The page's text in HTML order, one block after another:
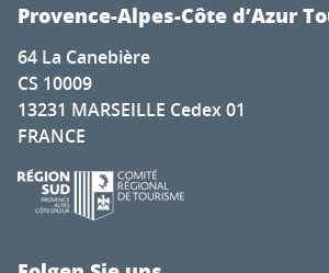
Provence-Alpes-Côte d’Azur
64 La Canebière
CS 10009
13231 MARSEILLE Cedex 01
FRANCE